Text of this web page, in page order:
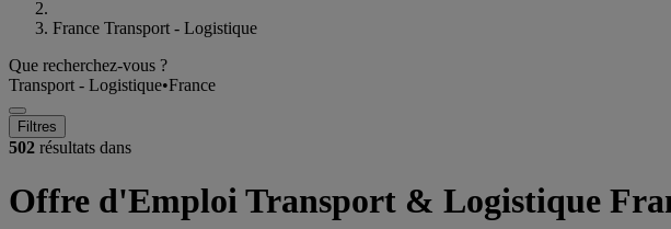
France Transport - Logistique
Que recherchez-vous ?
Transport - Logistique•France
Filtres
502 résultats dans
Offre d'Emploi Transport & Logistique